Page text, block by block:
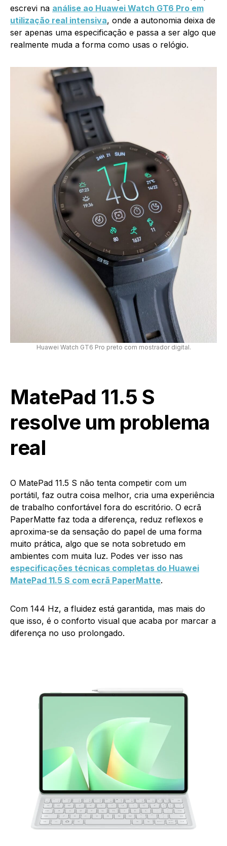
escrevi na análise ao Huawei Watch GT6 Pro em
utilização real intensiva, onde a autonomia deixa de
ser apenas uma especificação e passa a ser algo que
realmente muda a forma como usas o relógio.
Huawei Watch GT6 Pro preto com mostrador digital.
MatePad 11.5 S
resolve um problema
real
O MatePad 11.5 S não tenta competir com um
portátil, faz outra coisa melhor, cria uma experiência
de trabalho confortável fora do escritório. O ecrã
PaperMatte faz toda a diferença, reduz reflexos e
aproxima-se da sensação do papel de uma forma
muito prática, algo que se nota sobretudo em
ambientes com muita luz. Podes ver isso nas
especificações técnicas completas do Huawei
MatePad 11.5 S com ecrã PaperMatte.
Com 144 Hz, a fluidez está garantida, mas mais do
que isso, é o conforto visual que acaba por marcar a
diferença no uso prolongado.